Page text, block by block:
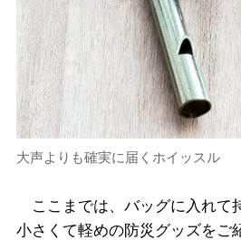
大声よりも確実に届くホイッスル
ここまでは、バッグに入れて
小さくて軽めの防災グッズをご